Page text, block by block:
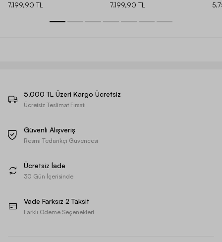
7.199,90 TL
7.199,90 TL
5.000 TL Üzeri Kargo Ücretsiz
Ücretsiz Teslimat Fırsatı
Güvenli Alışveriş
Resmi Tedarikçi Güvencesi
Ücretsiz İade
30 Gün İçerisinde
Vade Farksız 2 Taksit
Farklı Ödeme Seçenekleri